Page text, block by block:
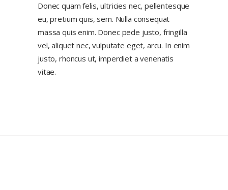
Donec quam felis, ultricies nec, pellentesque
eu, pretium quis, sem. Nulla consequat
massa quis enim. Donec pede justo, fringilla
vel, aliquet nec, vulputate eget, arcu. In enim
justo, rhoncus ut, imperdiet a venenatis
vitae.